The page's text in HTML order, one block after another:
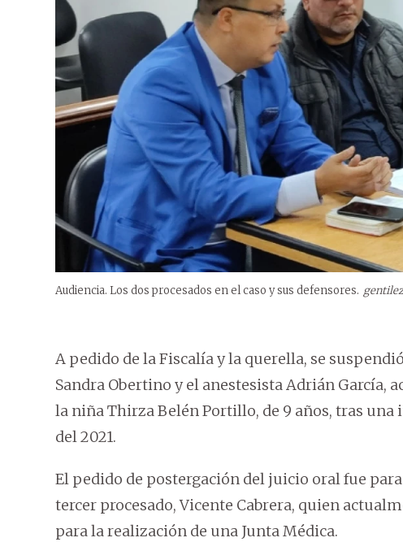
Audiencia. Los dos procesados en el caso y sus defensores.
A pedido de la Fiscalía y la querella, se
Sandra Obertino y el anestesista Adrián García,
la niña Thirza Belén Portillo, de 9 años, tras
del 2021.
El pedido de postergación del juicio oral fue
tercer procesado, Vicente Cabrera, quien
para la realización de una Junta Médica.